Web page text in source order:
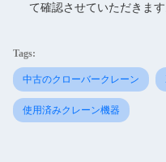
て確認させていただきます
Tags:
中古のクローバークレーン
使用済みクレーン機器